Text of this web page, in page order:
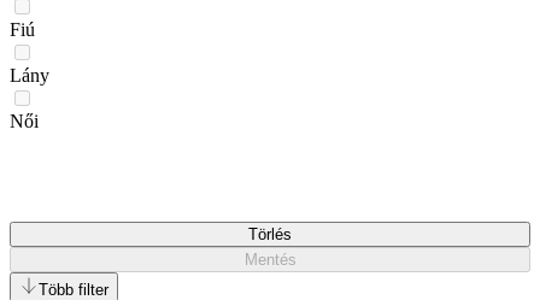
Fiú
Lány
Női
Törlés
Mentés
Több filter